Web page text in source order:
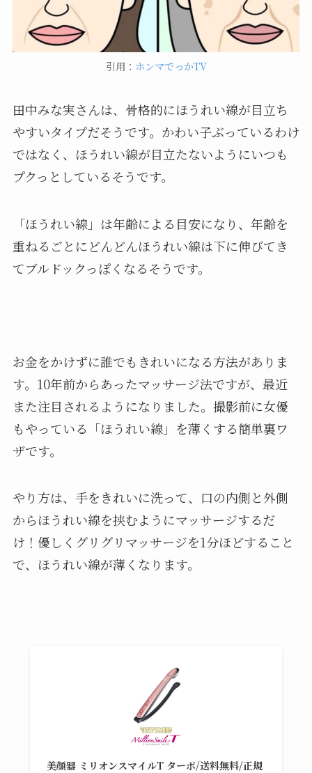
引用： ホンマでっかTV
田中みな実さんは、骨格的にほうれい線が目立ち
やすいタイプだそうです。かわい子ぶっているわけ
ではなく、ほうれい線が目立たないようにいつも
プクっとしているそうです。
「ほうれい線」は年齢による目安になり、年齢を
重ねるごとにどんどんほうれい線は下に伸びてき
てブルドックっぽくなるそうです。
お金をかけずに誰でもきれいになる方法がありま
す。10年前からあったマッサージ法ですが、最近
また注目されるようになりました。撮影前に女優
もやっている「ほうれい線」を薄くする簡単裏ワ
ザです。
やり方は、手をきれいに洗って、口の内側と外側
からほうれい線を挟むようにマッサージするだ
け！優しくグリグリマッサージを1分ほどすること
で、ほうれい線が薄くなります。
美顔器 ミリオンスマイルT ターボ/送料無料/正規